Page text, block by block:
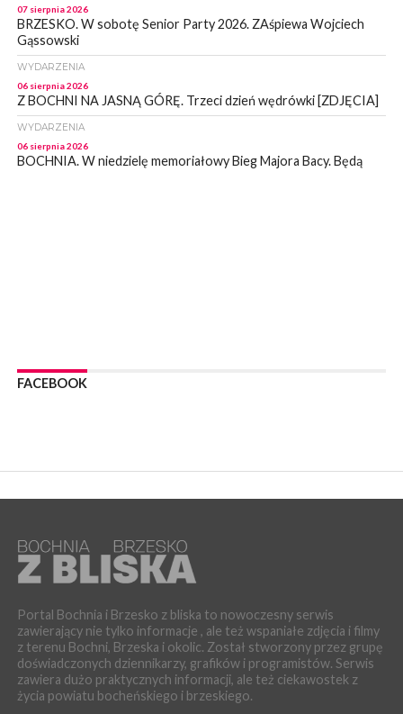
07 sierpnia 2026
BRZESKO. W sobotę Senior Party 2026. ZAśpiewa Wojciech
Gąssowski
WYDARZENIA
06 sierpnia 2026
Z BOCHNI NA JASNĄ GÓRĘ. Trzeci dzień wędrówki [ZDJĘCIA]
WYDARZENIA
06 sierpnia 2026
BOCHNIA. W niedzielę memoriałowy Bieg Majora Bacy. Będą
06 sierpnia 2026
POWIAT BRZESKI. W Wytrzyszczce karetka zderzyła się z
LIPNICA MUROWANA. Oddaj krew, pomóż potrzebującym!
KULTURA
Kopalni Soli Bochnia
WYDARZENIA
06 sierpnia 2026
BRZESKO. Lepsze warunki dla strażaków z OSP Okocim!
WYDARZENIA
FACEBOOK
Portal Bochnia i Brzesko z bliska to nowoczesny serwis
zawierający nie tylko informacje , ale też wspaniałe zdjęcia i filmy
z terenu Bochni, Brzeska i okolic. Został stworzony przez grupę
doświadczonych dziennikarzy, grafików i programistów. Serwis
zawiera dużo praktycznych informacji, ale też ciekawostek z
życia powiatu bocheńskiego i brzeskiego.